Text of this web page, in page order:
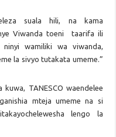
suala hili, na kama
Viwanda toeni taarifa ili
wamiliki wa viwanda,
la sivyo tutakata umeme.”
TANESCO waendelee
mteja umeme na si
lengo la